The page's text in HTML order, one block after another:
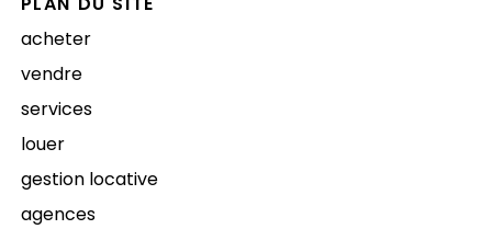
acheter
vendre
services
louer
gestion locative
agences